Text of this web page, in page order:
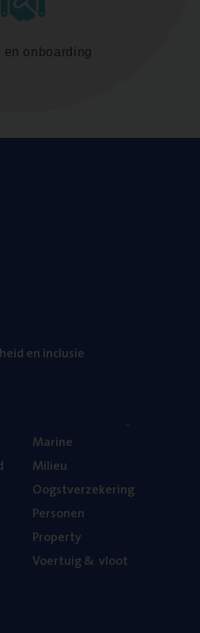
en onboarding
en inclusie
Mari­ne
Mili­eu
Oogst­ver­ze­ke­ring
Per­so­nen
Pro­per­ty
Voer­tuig& vloot